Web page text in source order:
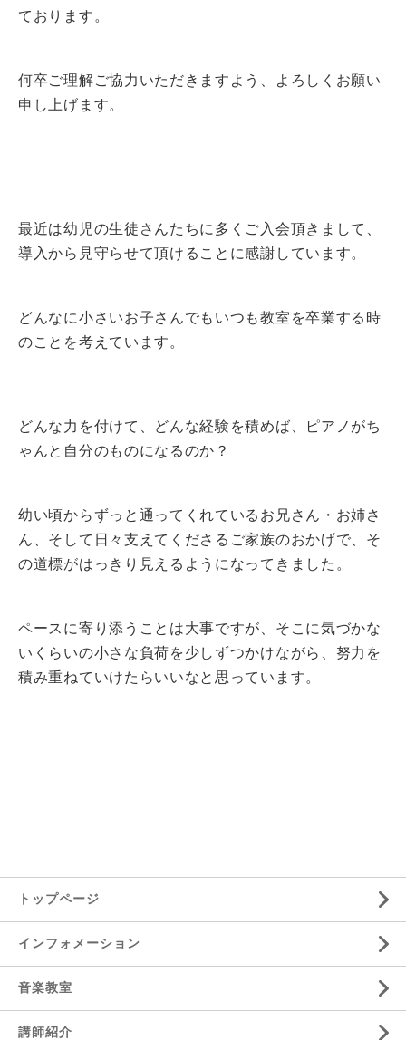
ております。
何卒ご理解ご協力いただきますよう、よろしくお願い
申し上げます。
最近は幼児の生徒さんたちに多くご入会頂きまして、
導入から見守らせて頂けることに感謝しています。
どんなに小さいお子さんでもいつも教室を卒業する時
のことを考えています。
どんな力を付けて、どんな経験を積めば、ピアノがち
ゃんと自分のものになるのか？
幼い頃からずっと通ってくれているお兄さん・お姉さ
ん、そして日々支えてくださるご家族のおかげで、そ
の道標がはっきり見えるようになってきました。
ペースに寄り添うことは大事ですが、そこに気づかな
いくらいの小さな負荷を少しずつかけながら、努力を
積み重ねていけたらいいなと思っています。
トップページ
インフォメーション
音楽教室
講師紹介